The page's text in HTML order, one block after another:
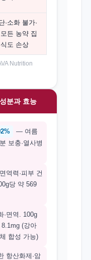
·소화 불가·
든 농약 집
식도 손상
Nutrition
분과 효능
— 여름
보충·열사병
역력·피부 건
당 약 569
·면역. 100g
8.1mg (강아
합성 가능)
항산화제·암